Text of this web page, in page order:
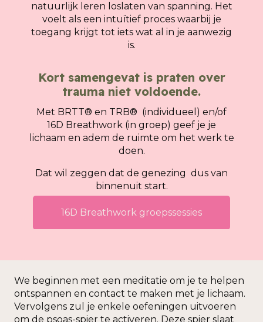
natuurlijk leren loslaten van spanning. Het
voelt als een intuïtief proces waarbij je
toegang krijgt tot iets wat al in je aanwezig
is.
Kort samengevat is praten over
trauma niet voldoende.
Met BRTT® en TRB® (individueel) en/of
16D Breathwork (in groep) geef je je
lichaam en adem de ruimte om het werk te
doen.
Dat wil zeggen dat de genezing dus van
binnenuit start.
16D Breathwork groepssessies
We beginnen met een meditatie om je te helpen
ontspannen en contact te maken met je lichaam.
Vervolgens zul je enkele oefeningen uitvoeren
om de psoas-spier te activeren. Deze spier slaat